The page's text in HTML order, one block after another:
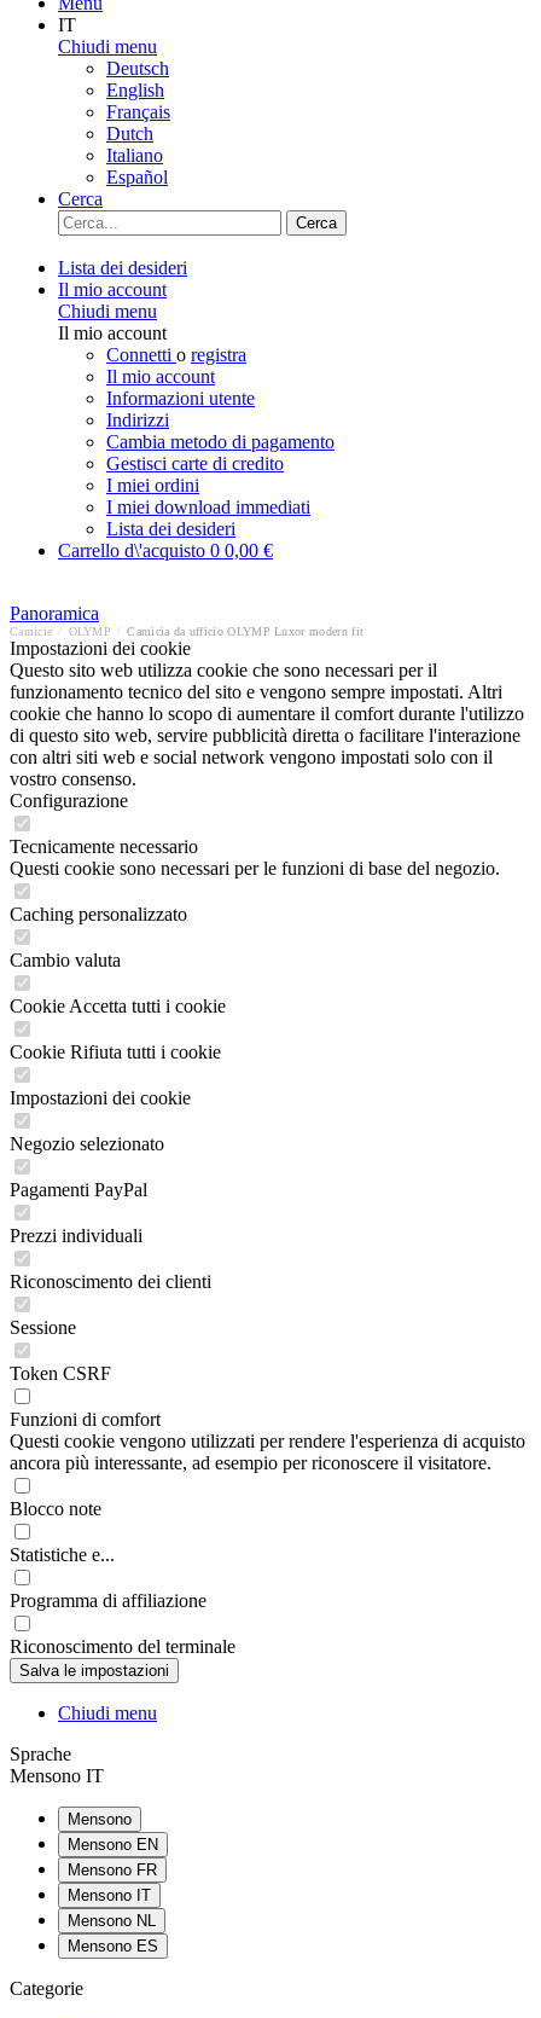
IT
Chiudi menu
Deutsch
English
Français
Dutch
Italiano
Español
Cerca
Cerca
Lista dei desideri
Il mio account
Chiudi menu
Il mio account
Connetti o registra
Il mio account
Informazioni utente
Indirizzi
Cambia metodo di pagamento
Gestisci carte di credito
I miei ordini
I miei download immediati
Lista dei desideri
Carrello d\'acquisto 0 0,00 €
Panoramica
Camicie OLYMP Camicia da ufficio OLYMP Luxor modern fit
Impostazioni dei cookie
Questo sito web utilizza cookie che sono necessari per il
funzionamento tecnico del sito e vengono sempre impostati. Altri
cookie che hanno lo scopo di aumentare il comfort durante l'utilizzo
di questo sito web, servire pubblicità diretta o facilitare l'interazione
con altri siti web e social network vengono impostati solo con il
vostro consenso.
Configurazione
Tecnicamente necessario
Questi cookie sono necessari per le funzioni di base del negozio.
Caching personalizzato
Cambio valuta
Cookie Accetta tutti i cookie
Cookie Rifiuta tutti i cookie
Impostazioni dei cookie
Negozio selezionato
Pagamenti PayPal
Prezzi individuali
Riconoscimento dei clienti
Sessione
Token CSRF
Funzioni di comfort
Questi cookie vengono utilizzati per rendere l'esperienza di acquisto
ancora più interessante, ad esempio per riconoscere il visitatore.
Blocco note
Statistiche e...
Programma di affiliazione
Riconoscimento del terminale
Chiudi menu
Sprache
Mensono IT
Mensono
Mensono EN
Mensono FR
Mensono IT
Mensono NL
Mensono ES
Categorie